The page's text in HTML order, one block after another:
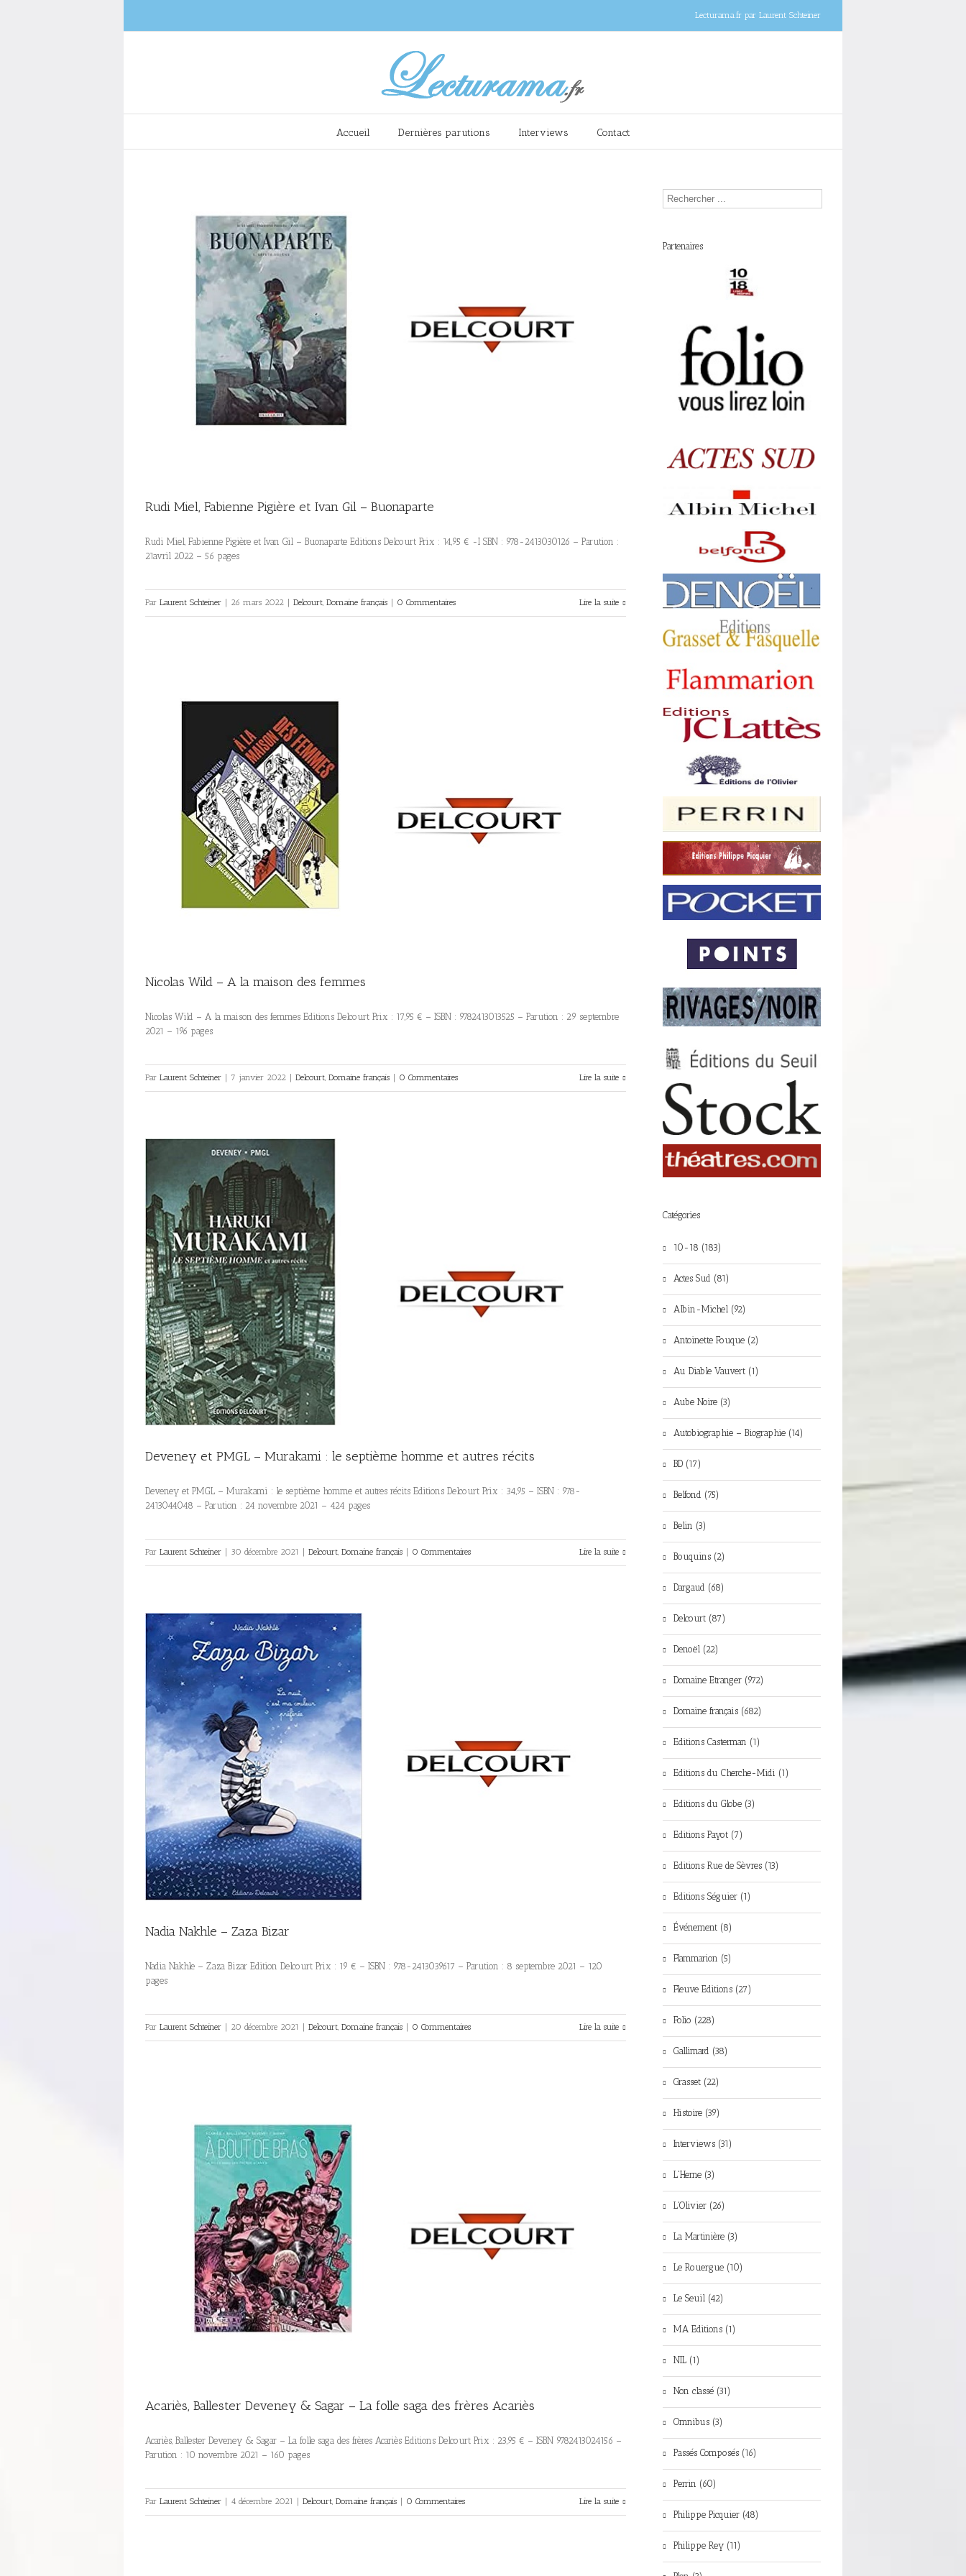
Lecturama.fr par Laurent Schteiner
Accueil Dernières parutions Interviews Contact
Rudi Miel, Fabienne Pigière et Ivan Gil – Buonaparte
Rudi Miel, Fabienne Pigière et Ivan Gil – Buonaparte Editions Delcourt Prix : 14,95 € -I SBN : 978-2413030126 – Parution :
21avril 2022 – 56 pages
Par Laurent Schteiner 26 mars 2022 Delcourt, Domaine français 0 Commentaires Lire la suite
Nicolas Wild – A la maison des femmes
Nicolas Wild – A la maison des femmes Editions Delcourt Prix : 17,95 € – ISBN : 9782413013525 – Parution : 29 septembre
2021 – 196 pages
Par Laurent Schteiner | 7 janvier 2022 | Delcourt Domaine français | 0 Commentaires Lire la suite
Deveney et PMGL – Murakami : le septième homme et autres récits
Deveney et PMGL – Murakami : le septième homme et autres récits Editions Delcourt Prix : 34,95 – ISBN : 978-
2413044048 – Parution : 24 novembre 2021 – 424 pages
Par Laurent Schteiner 30 décembre 2021 Delcourt, Domaine français 0 Commentaires Lire la suite
Nadia Nakhle – Zaza Bizar
Nadia Nakhle – Zaza Bizar Edition Delcourt Prix : 19 € – ISBN : 978-2413039617 – Parution : 8 septembre 2021 – 120
pages
Par Laurent Schteiner | 20 décembre 2021 | Delcourt Domaine français | 0 Commentaires Lire la suite
Acariès, Ballester Deveney & Sagar – La folle saga des frères Acariès
Acariès, Ballester Deveney & Sagar – La folle saga des frères Acariès Editions Delcourt Prix : 23,95 € – ISBN 9782413024156 –
Parution : 10 novembre 2021 – 160 pages
Par Laurent Schteiner 4 décembre 2021 Delcourt, Domaine français 0 Commentaires Lire la suite
Partenaires
Catégories
10-18 (183)
Actes Sud (81)
Albin-Michel (92)
Antoinette Fouque (2)
Au Diable Vauvert (1)
Aube Noire (3)
Autobiographie – Biographie (14)
BD (17)
Belfond (75)
Belin (3)
Bouquins (2)
Dargaud (68)
Delcourt (87)
Denoël (22)
Domaine Etranger (972)
Domaine français (682)
Editions Casterman (1)
Editions du Cherche-Midi (1)
Editions du Globe (3)
Editions Payot (7)
Editions Rue de Sèvres (13)
Editions Séguier (1)
Événement (8)
Flammarion (5)
Fleuve Editions (27)
Folio (228)
Gallimard (38)
Grasset (22)
Histoire (39)
Interviews (31)
L'Herne (3)
L'Olivier (26)
La Martinière (3)
Le Rouergue (10)
Le Seuil (42)
MA Editions (1)
NIL (1)
Non classé (31)
Omnibus (3)
Passés Composés (16)
Perrin (60)
Philippe Picquier (48)
Philippe Rey (11)